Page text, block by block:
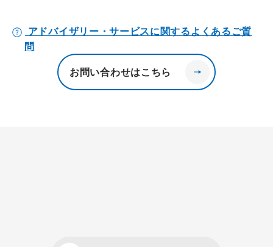
アドバイザリー・サービスに関するよくあるご質
問
お問い合わせはこちら